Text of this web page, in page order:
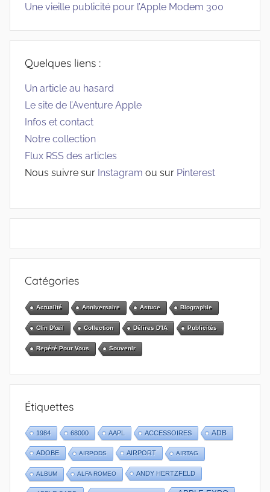
Une vieille publicité pour l’Apple Modem 300
Quelques liens :
Un article au hasard
Le site de l’Aventure Apple
Infos et contact
Notre collection
Flux RSS des articles
Nous suivre sur Instagram ou sur Pinterest
Catégories
Actualité Anniversaire Astuce Biographie
Clin D'œil Collection Délires D'IA Publicités
Repéré Pour Vous Souvenir
Étiquettes
1984 68000 AAPL ACCESSOIRES ADB
ADOBE AIRPODS AIRPORT AIRTAG
ALBUM ALFA ROMEO ANDY HERTZFELD